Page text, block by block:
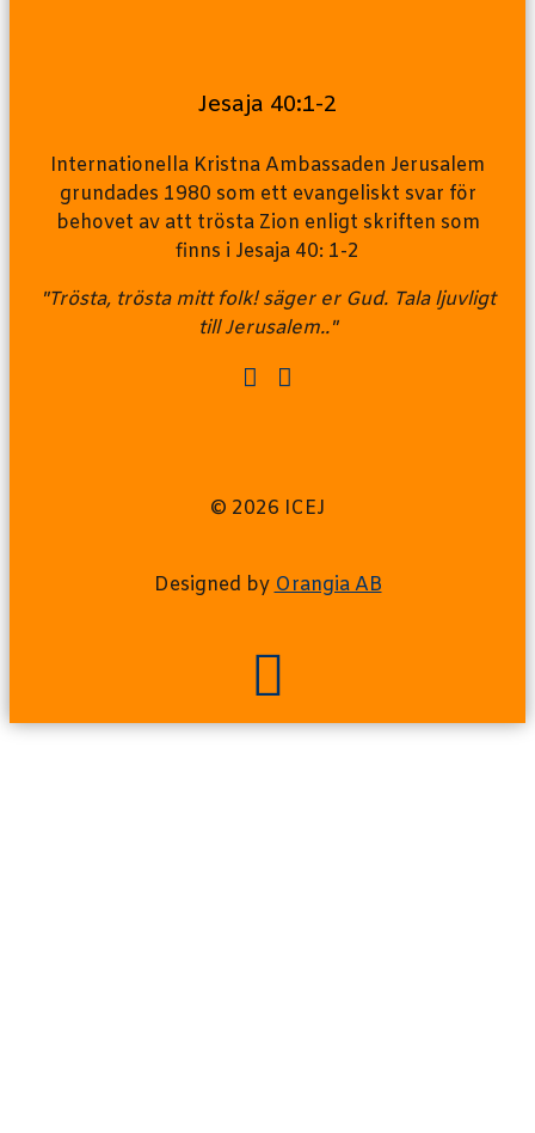
Jesaja 40:1-2
Internationella Kristna Ambassaden Jerusalem
grundades 1980 som ett evangeliskt svar för
behovet av att trösta Zion enligt skriften som
finns i Jesaja 40: 1-2
"Trösta, trösta mitt folk! säger er Gud. Tala ljuvligt
till Jerusalem.."
© 2026 ICEJ
Designed by Orangia AB